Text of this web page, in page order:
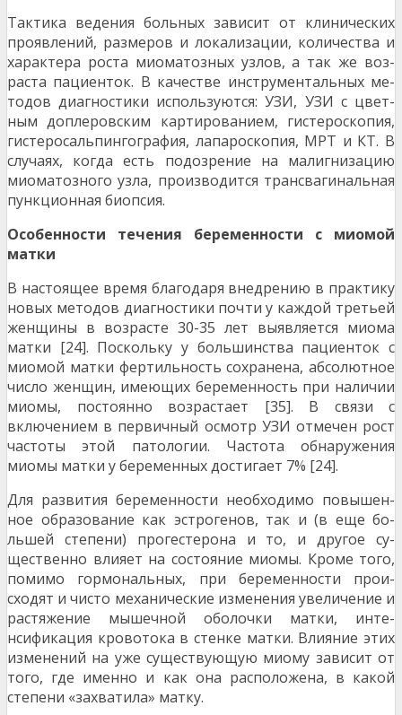
Тактика ведения больных зависит от клинических
проявлений, размеров и локализации, количества и
характера роста миоматозных узлов, а так же воз­
раста пациенток. В качестве инструментальных ме­
тодов диагностики используются: УЗИ, УЗИ с цвет­
ным доплеровским картированием, гистероскопия,
гистеросальпингография, лапароскопия, МРТ и КТ. В
случаях, когда есть подозрение на малигнизацию
миоматозного узла, производится трансвагиналь­ная
пункционная биопсия.
Особенности течения беременности с миомой
матки
В настоящее время благодаря внедрению в практи­ку
новых методов диагностики почти у каждой тре­тьей
женщины в возрасте 30-35 лет выявляется миома
матки [24]. Поскольку у большинства пацие­нток с
миомой матки фертильность сохранена, аб­солютное
число женщин, имеющих беременность при наличии
миомы, постоянно возрастает [35]. В связи с
включением в первичный осмотр УЗИ отме­чен рост
частоты этой патологии. Частота обнару­жения
миомы матки у беременных достигает 7% [24].
Для развития беременности необходимо повышен­
ное образование как эстрогенов, так и (в еще бо­
льшей степени) прогестерона и то, и другое су­
щественно влияет на состояние миомы. Кроме то­го,
помимо гормональных, при беременности прои­
сходят и чисто механические изменения увеличе­ние и
растяжение мышечной оболочки матки, инте­
нсификация кровотока в стенке матки. Влияние этих
изменений на уже существующую миому зави­сит от
того, где именно и как она расположена, в какой
степени «захватила» матку.